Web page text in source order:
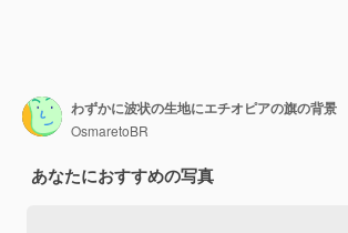
わずかに波状の生地にエチオピアの旗の背景
OsmaretoBR
あなたにおすすめの写真